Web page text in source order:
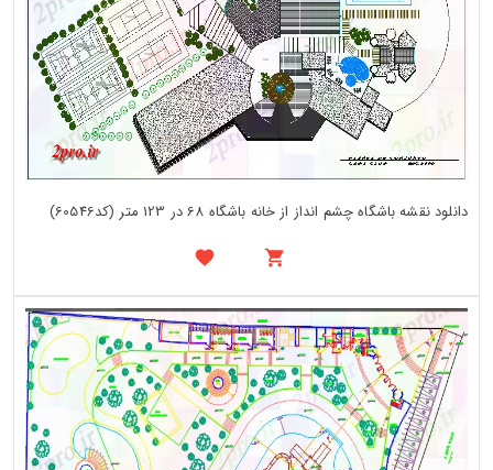
دانلود نقشه باشگاه چشم انداز از خانه باشگاه 68 در 123 متر (کد60546)